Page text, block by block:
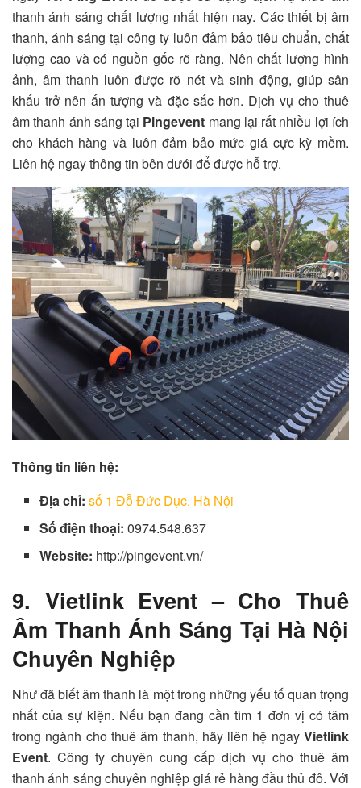
thanh ánh sáng chất lượng nhất hiện nay. Các thiết bị âm
thanh, ánh sáng tại công ty luôn đảm bảo tiêu chuẩn, chất
lượng cao và có nguồn gốc rõ ràng. Nên chất lượng hình
ảnh, âm thanh luôn được rõ nét và sinh động, giúp sân
khấu trở nên ấn tượng và đặc sắc hơn. Dịch vụ cho thuê
âm thanh ánh sáng tại Pingevent mang lại rất nhiều lợi ích
cho khách hàng và luôn đảm bảo mức giá cực kỳ mềm.
Liên hệ ngay thông tin bên dưới để được hỗ trợ.
Thông tin liên hệ:
Địa chỉ: số 1 Đỗ Đức Dục, Hà Nội
Số điện thoại: 0974.548.637
Website: http://pingevent.vn/
9. Vietlink Event – Cho Thuê
Âm Thanh Ánh Sáng Tại Hà Nội
Chuyên Nghiệp
Như đã biết âm thanh là một trong những yếu tố quan trọng
nhất của sự kiện. Nếu bạn đang cần tìm 1 đơn vị có tâm
trong ngành cho thuê âm thanh, hãy liên hệ ngay Vietlink
Event. Công ty chuyên cung cấp dịch vụ cho thuê âm
thanh ánh sáng chuyên nghiệp giá rẻ hàng đầu thủ đô. Với